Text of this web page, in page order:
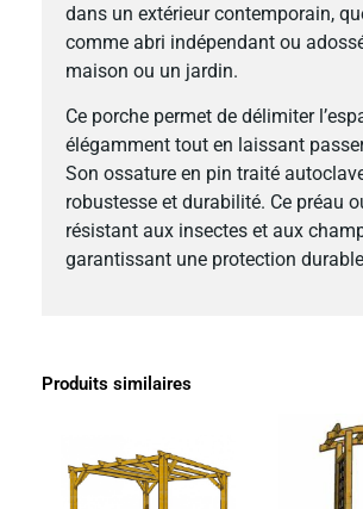
Produits similaires
dans un extérieur contemporain,
comme abri indépendant ou
maison ou un jardin.
Ce porche permet de délimiter
élégamment tout en laissant
Son ossature en pin traité
robustesse et durabilité. Ce préau
résistant aux insectes et aux
garantissant une protection